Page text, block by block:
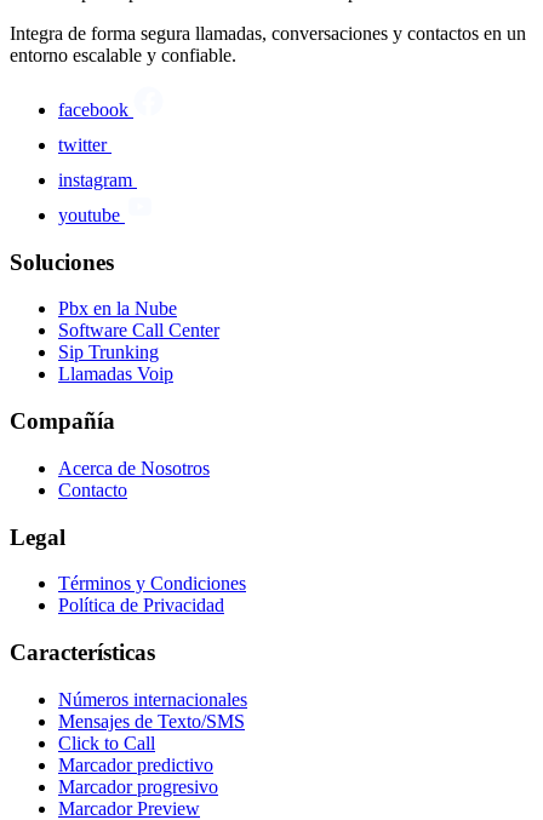
Integra de forma segura llamadas, conversaciones y contactos en un
entorno escalable y confiable.
facebook
twitter
instagram
youtube
Soluciones
Pbx en la Nube
Software Call Center
Sip Trunking
Llamadas Voip
Compañía
Acerca de Nosotros
Contacto
Legal
Términos y Condiciones
Política de Privacidad
Características
Números internacionales
Mensajes de Texto/SMS
Click to Call
Marcador predictivo
Marcador progresivo
Marcador Preview